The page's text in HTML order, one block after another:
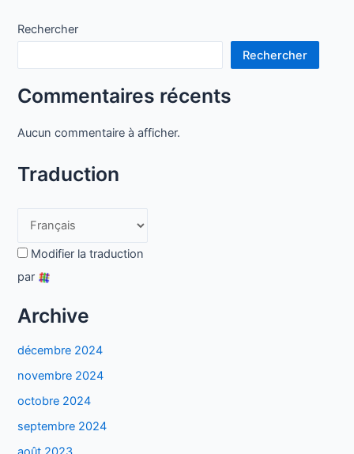
articles
Rechercher
Rechercher
Commentaires récents
Aucun commentaire à afficher.
Traduction
Modifier la traduction
par
Archive
décembre 2024
novembre 2024
octobre 2024
septembre 2024